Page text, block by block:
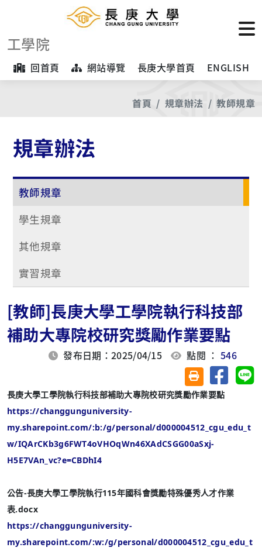
工學院
回首頁 網站導覽 長庚大學首頁 ENGLISH
首頁 規章辦法 教師規章
規章辦法
教師規章
學生規章
其他規章
實習規章
[教師]長庚大學工學院執行科技部
補助大專院校研究獎勵作業要點
發布日期：2025/04/15 點閱 ：546
友善列印(另開視
分享至
長庚大學工學院執行科技部補助大專院校研究獎勵作業要點
https://changgunguniversity-
my.sharepoint.com/:b:/g/personal/d000004512_cgu_edu_t
w/IQArCKb3g6FWT4oVHOqWn46XAdCSGG00aSxj-
H5E7VAn_vc?e=CBDhI4
公告-長庚大學工學院執行115年國科會獎勵特殊優秀人才作業
表.docx
https://changgunguniversity-
my.sharepoint.com/:w:/g/personal/d000004512_cgu_edu_t